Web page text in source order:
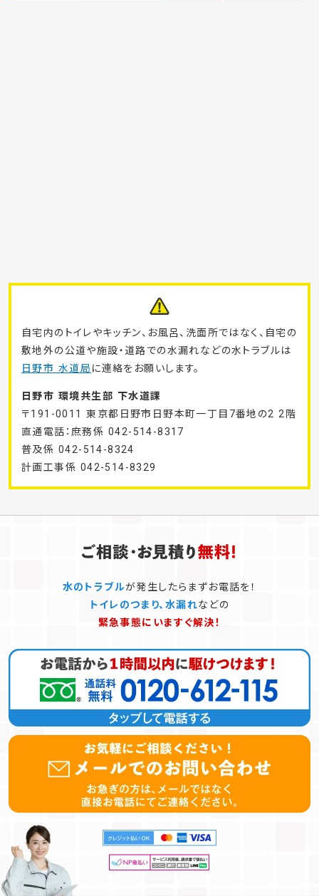
自宅内のトイレやキッチン、お風呂、洗面所ではなく、自宅の
敷地外の公道や施設・道路での水漏れなどの水トラブルは
日野市 水道局 に連絡をお願いします。
日野市 環境共生部 下水道課
〒191-0011 東京都日野市日野本町一丁目7番地の2 2階
直通電話：庶務係 042-514-8317
普及係 042-514-8324
計画工事係 042-514-8329
水のトラブルが発生したらまずお電話を！
トイレのつまり、水漏れなどの
緊急事態にいますぐ解決！